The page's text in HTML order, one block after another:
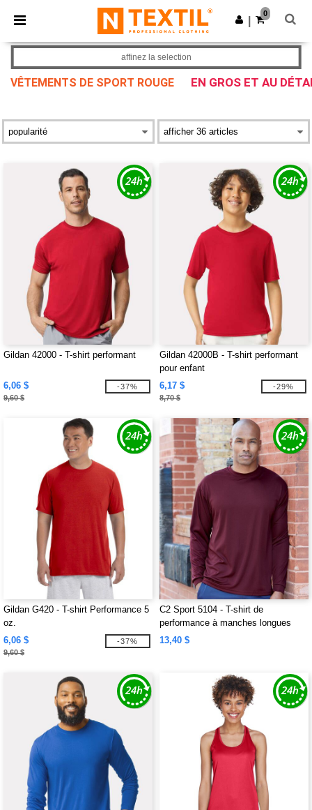
× Appli Ntextil
Meilleurs prix sur l’app !
Obtenir l'appli
0
VÊTEMENTS DE SPORT ROUGE EN GROS ET AU
affinez la selection
Gildan 42000 - T-shirt performant
6,06 $
9,60 $
-37%
Gildan 42000B - T-shirt performant
pour enfant
6,17 $
8,70 $
-29%
Gildan G420 - T-shirt Performance 5
oz.
6,06 $
9,60 $
-37%
C2 Sport 5104 - T-shirt de
performance à manches longues
13,40 $